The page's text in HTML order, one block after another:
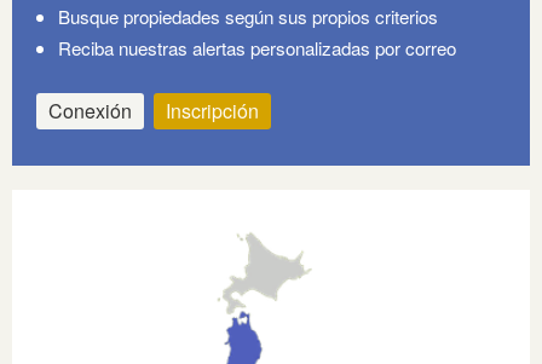
Busque propiedades según sus propios criterios
Reciba nuestras alertas personalizadas por correo
Conexión Inscripción